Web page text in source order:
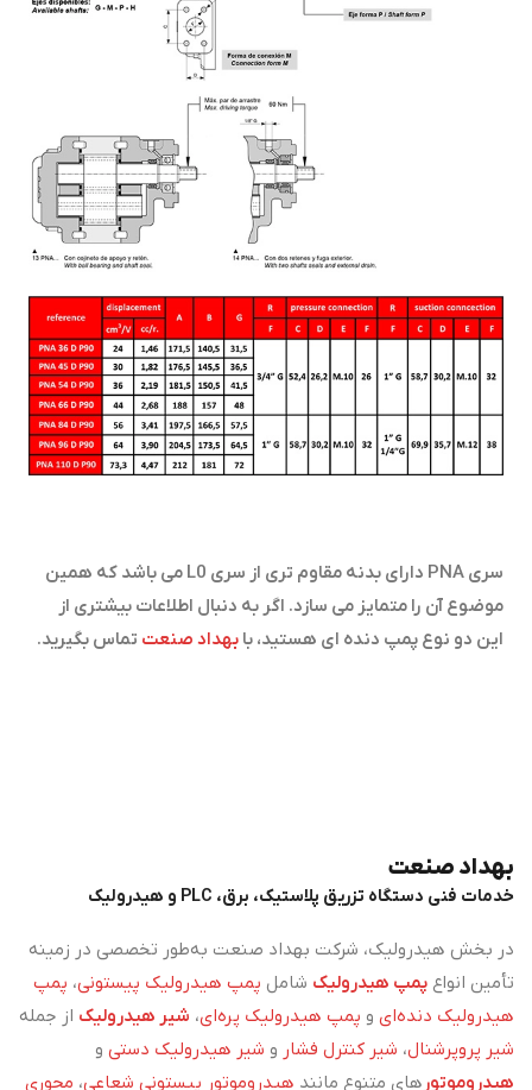
سری PNA دارای بدنه مقاوم تری از سری L0 می باشد که همین
موضوع آن را متمایز می سازد. اگر به دنبال اطلاعات بیشتری از
این دو نوع پمپ دنده ای هستید، با بهداد صنعت تماس بگیرید.
بهداد صنعت
خدمات فنی دستگاه تزریق پلاستیک، برق، PLC و هیدرولیک
در بخش هیدرولیک، شرکت بهداد صنعت به‌طور تخصصی در زمینه
تأمین انواع پمپ هیدرولیک شامل پمپ هیدرولیک پیستونی، پمپ
هیدرولیک دنده‌ای و پمپ هیدرولیک پره‌ای، شیر هیدرولیک از جمله
شیر پروپرشنال، شیر کنترل فشار و شیر هیدرولیک دستی و
هیدروموتور های متنوع مانند هیدروموتور پیستونی شعاعی، محوری